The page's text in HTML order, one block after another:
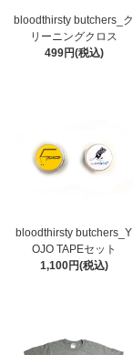
bloodthirsty butchers_ク
リーニングクロス
499円(税込)
bloodthirsty butchers_Y
OJO TAPEセット
1,100円(税込)